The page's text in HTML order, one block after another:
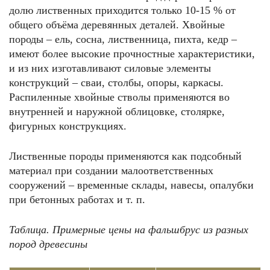
долю лиственных приходится только 10-15 % от
общего объёма деревянных деталей. Хвойные
породы – ель, сосна, лиственница, пихта, кедр –
имеют более высокие прочностные характеристики,
и из них изготавливают силовые элементы
конструкций – сваи, столбы, опоры, каркасы.
Распиленные хвойные стволы применяются во
внутренней и наружной облицовке, столярке,
фигурных конструкциях.
Лиственные породы применяются как подсобный
материал при создании малоответственных
сооружений – временные склады, навесы, опалубки
при бетонных работах и т. п.
Таблица. Примерные цены на фальшбрус из разных
пород древесины